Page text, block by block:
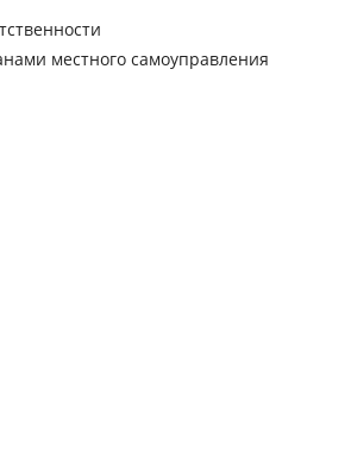
местного самоуправления